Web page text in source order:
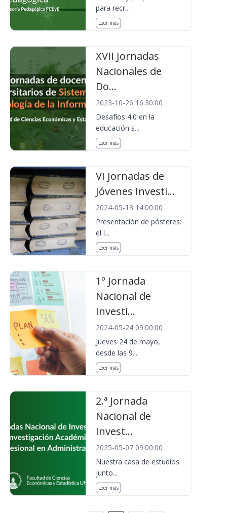
para recr...
Leer más
XVII Jornadas
Nacionales de
Do...
2023-10-26 16:30:00
Desafíos 4.0 en la
educación s...
Leer más
VI Jornadas de
Jóvenes Investi...
2024-05-13 14:00:00
Presentación de pósteres:
el l...
Leer más
1º Jornada
Nacional de
Investi...
2024-05-24 09:00:00
Jueves 24 de mayo,
desde las 9...
Leer más
2.ª Jornada
Nacional de
Invest...
2025-05-07 09:00:00
Nuestra casa de estudios
junto...
Leer más